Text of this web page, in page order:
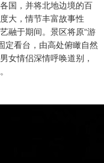
国，并将北地边境的百
大，情节丰富故事性
融于期间。景区将原“游
定看台，由高处俯瞰自然
女情侣深情呼唤道别，